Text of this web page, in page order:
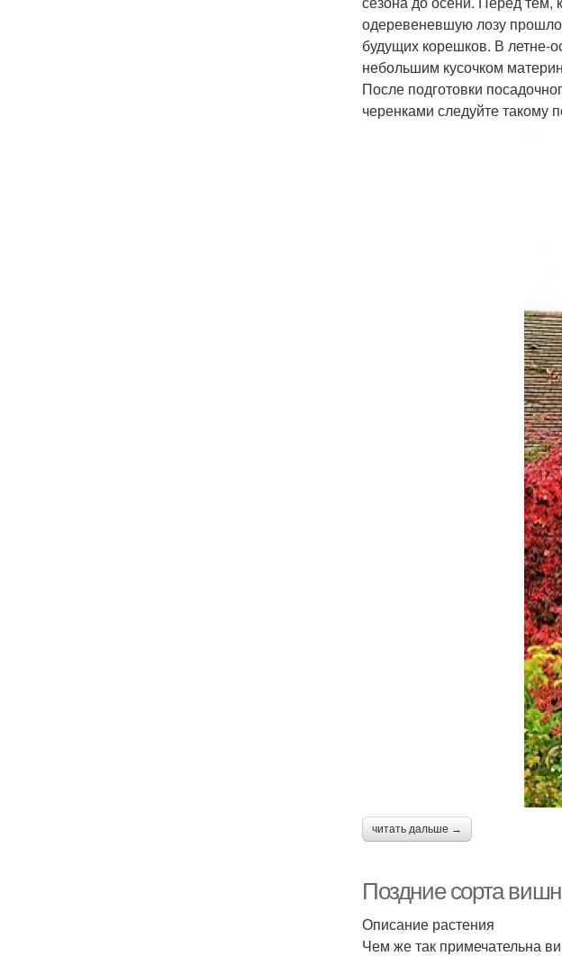
одеревеневшую лозу
будущих корешков. В летне-
небольшим кусочком
После подготовки
черенками следуйте такому
читать дальше →
Поздние сорта
Описание растения
Чем же так примечательна